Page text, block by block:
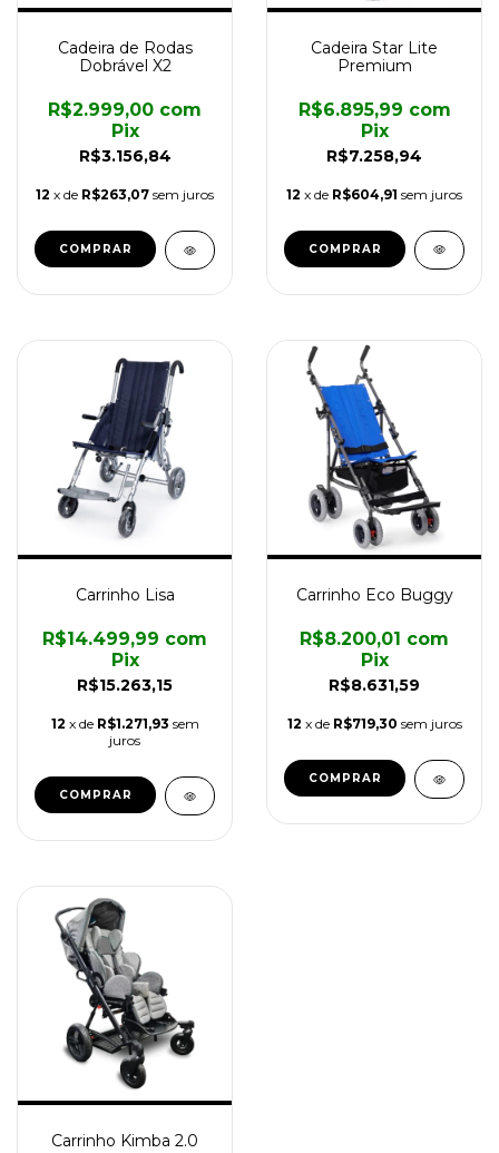
Cadeira de Rodas
Dobrável X2
R$3.156,84
R$2.999,00 com
Pix
12 x de R$263,07 sem juros
COMPRAR
Cadeira Star Lite
Premium
R$7.258,94
R$6.895,99 com
Pix
12 x de R$604,91 sem juros
COMPRAR
Carrinho Lisa
R$15.263,15
R$14.499,99 com
Pix
12 x de R$1.271,93 sem
juros
COMPRAR
Carrinho Eco Buggy
R$8.631,59
R$8.200,01 com
Pix
12 x de R$719,30 sem juros
Carrinho Kimba 2.0